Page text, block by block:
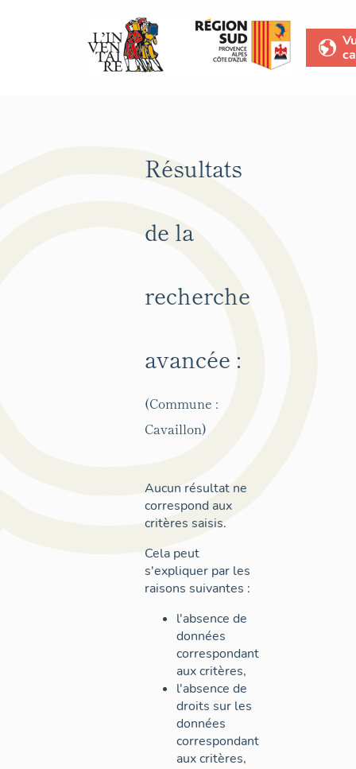
Résultats
de la
recherche
avancée :
(Commune :
Cavaillon)
Aucun résultat ne
correspond aux
critères saisis.
Cela peut
s'expliquer par les
raisons suivantes :
l'absence de
données
correspondant
aux critères,
l'absence de
droits sur les
données
correspondant
aux critères,